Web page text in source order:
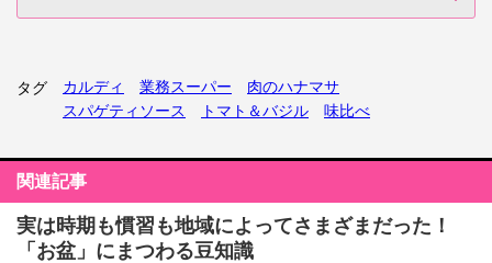
タグ カルディ 業務スーパー
肉のハナマサ
スパゲティソース
トマト＆バジル 味比べ
関連記事
実は時期も慣習も地域によってさまざまだった！
「お盆」にまつわる豆知識